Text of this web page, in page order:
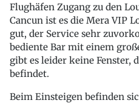
Flughäfen Zugang zu den
Cancun ist es die Mera VIP
gut, der Service sehr
bediente Bar mit einem
gibt es leider keine Fenster,
befindet.
Beim Einsteigen befinden